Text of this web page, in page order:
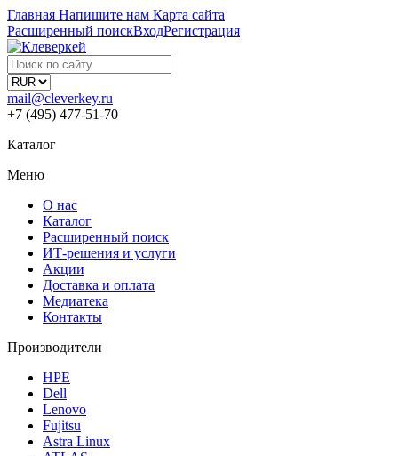
Главная Напишите нам Карта сайта
Расширенный поискВходРегистрация
mail@cleverkey.ru
+7 (495) 477-51-70
Каталог
Меню
О нас
Каталог
Расширенный поиск
ИТ-решения и услуги
Акции
Доставка и оплата
Медиатека
Контакты
Производители
HPE
Dell
Lenovo
Fujitsu
Astra Linux